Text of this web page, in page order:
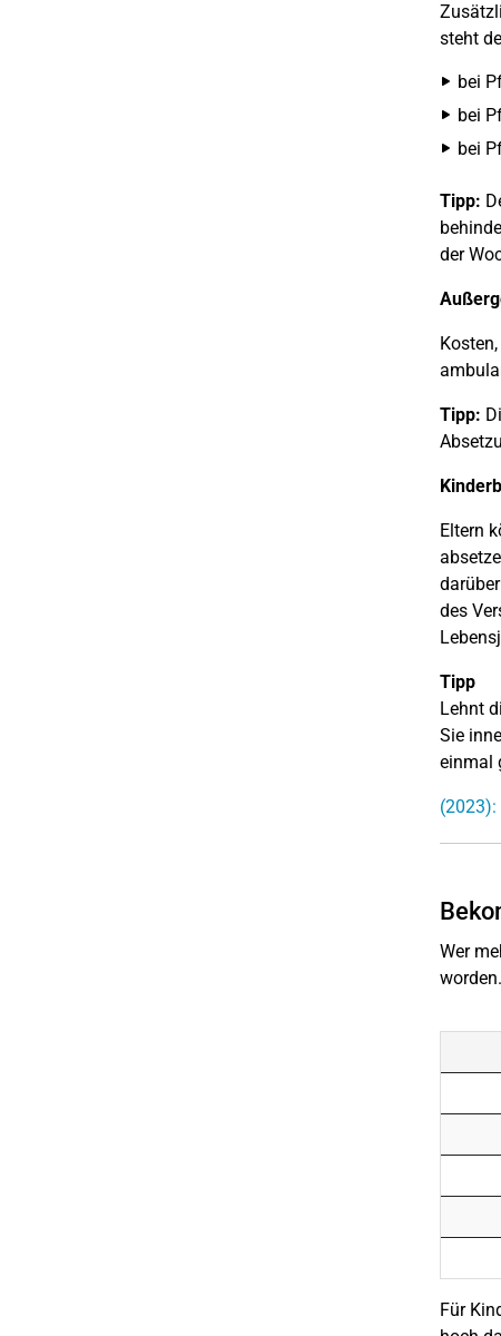
steht
bei
bei
bei
Tipp:
der
Tipp:
Eltern
des
Tipp
Lehnt
Sie
einmal
(2023):
Wer
Für